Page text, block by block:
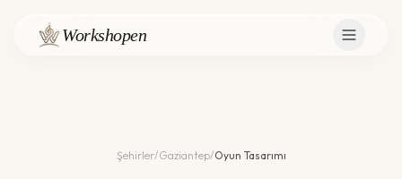
Workshopen
Şehirler/Gaziantep/Oyun Tasarımı